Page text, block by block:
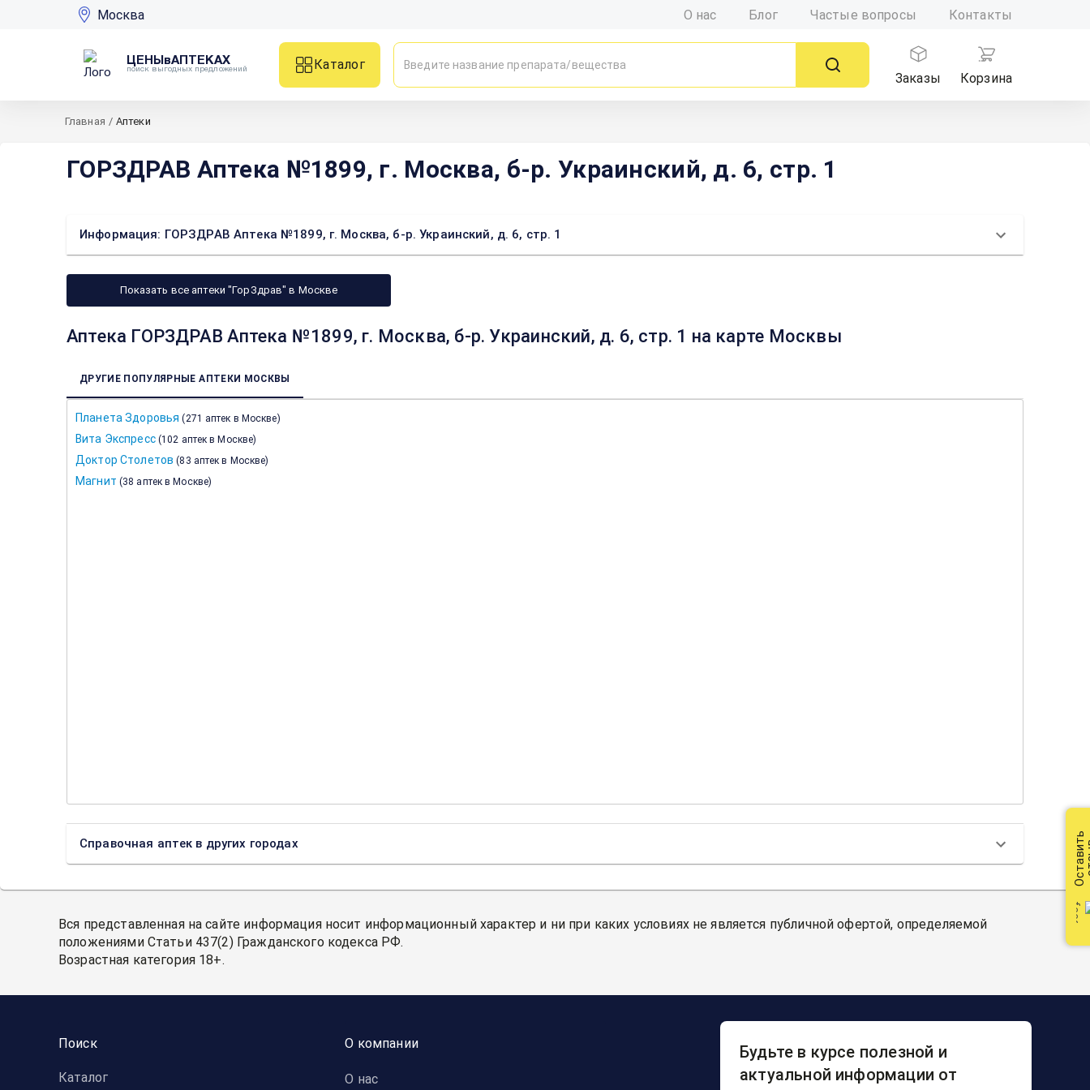
Москва О нас Блог Частые вопросы Контакты
ЦЕНЫвАПТЕКАХ
поиск выгодных предложений
Каталог
Заказы
Корзина
Главная / Аптеки
ГОРЗДРАВ Аптека №1899, г. Москва, б-р. Украинский, д. 6, стр. 1
Информация: ГОРЗДРАВ Аптека №1899, г. Москва, б-р. Украинский, д. 6, стр. 1
Показать все аптеки "ГорЗдрав" в Москве
Аптека ГОРЗДРАВ Аптека №1899, г. Москва, б-р. Украинский, д. 6, стр. 1 на карте Москвы
ДРУГИЕ ПОПУЛЯРНЫЕ АПТЕКИ МОСКВЫ
Планета Здоровья (271 аптек в Москве)
Вита Экспресс (102 аптек в Москве)
Доктор Столетов (83 аптек в Москве)
Магнит (38 аптек в Москве)
Справочная аптек в других городах
Вся представленная на сайте информация носит информационный характер и ни при каких условиях не является публичной офертой, определяемой
положениями Статьи 437(2) Гражданского кодекса РФ.
Возрастная категория 18+.
Поиск
Каталог
О компании
О нас
Будьте в курсе полезной и
актуальной информации от
Оставить